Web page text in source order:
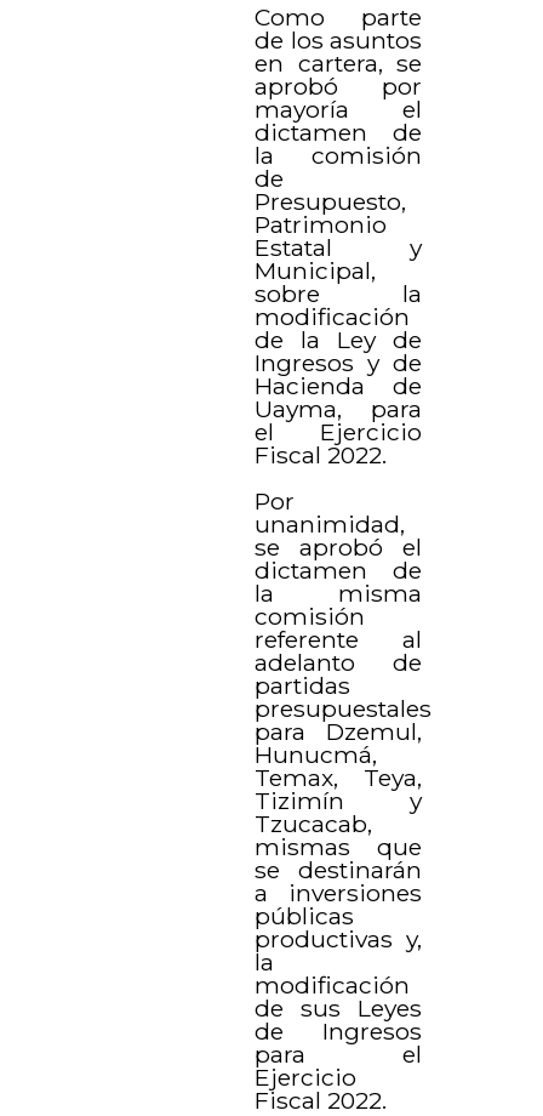
Como parte
de los asuntos
en cartera, se
aprobó por
mayoría el
dictamen de
la comisión
de
Presupuesto,
Patrimonio
Estatal y
Municipal,
sobre la
modificación
de la Ley de
Ingresos y de
Hacienda de
Uayma, para
el Ejercicio
Fiscal 2022.
Por
unanimidad,
se aprobó el
dictamen de
la misma
comisión
referente al
adelanto de
partidas
presupuestales
para Dzemul,
Hunucmá,
Temax, Teya,
Tizimín y
Tzucacab,
mismas que
se destinarán
a inversiones
públicas
productivas y,
la
modificación
de sus Leyes
de Ingresos
para el
Ejercicio
Fiscal 2022.